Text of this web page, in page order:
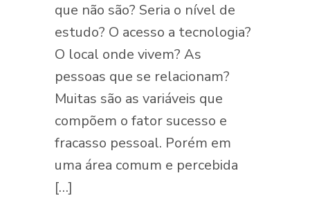
que não são? Seria o nível de
estudo? O acesso a tecnologia?
O local onde vivem? As
pessoas que se relacionam?
Muitas são as variáveis que
compõem o fator sucesso e
fracasso pessoal. Porém em
uma área comum e percebida
[…]